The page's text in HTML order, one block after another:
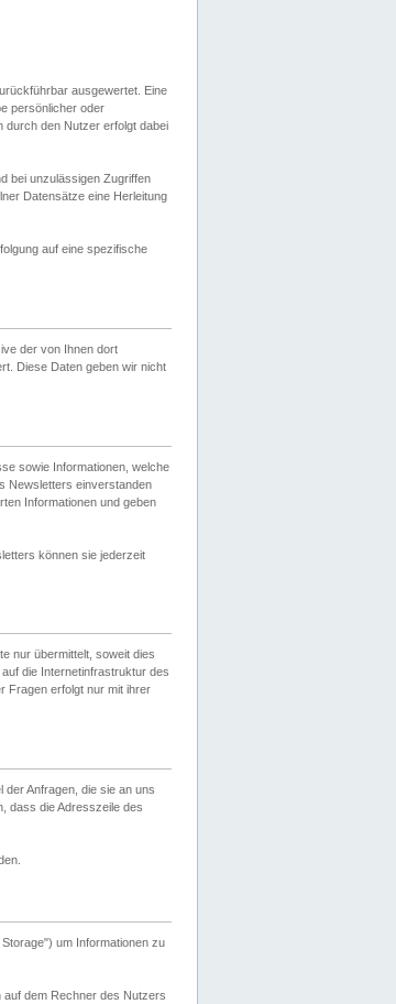
ausgewertet. Eine
persönlicher oder
durch den Nutzer erfolgt dabei
bei unzulässigen Zugriffen
Datensätze eine Herleitung
auf eine spezifische
der von Ihnen dort
Diese Daten geben wir nicht
sowie Informationen, welche
Newsletters einverstanden
Informationen und geben
können sie jederzeit
nur übermittelt, soweit dies
die Internetinfrastruktur des
Fragen erfolgt nur mit ihrer
Anfragen, die sie an uns
dass die Adresszeile des
um Informationen zu
dem Rechner des Nutzers